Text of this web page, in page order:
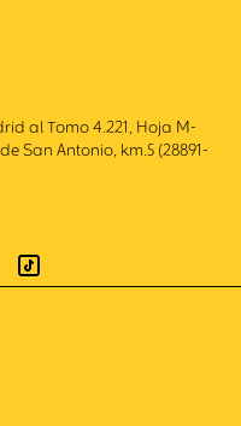
al Tomo 4.221, Hoja M-
San Antonio, km.5 (28891-